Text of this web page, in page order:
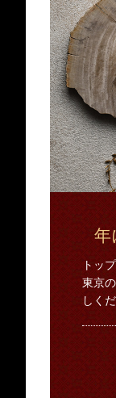
年
トッ
東京
しく